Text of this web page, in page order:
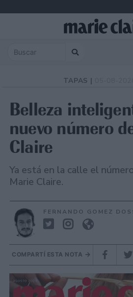
TAPAS |
Belleza
nuevo número
Claire
Ya está en la calle el
Marie Claire.
FERNANDO GOMEZ
COMPARTÍ ESTA NOTA